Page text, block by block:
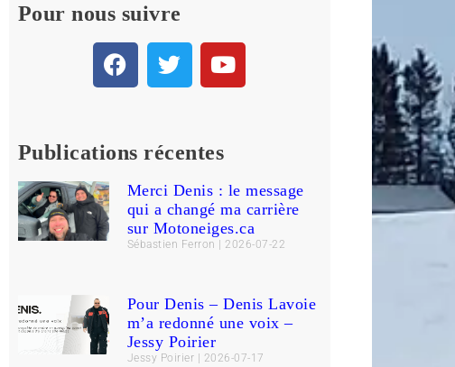
Pour nous suivre
Publications récentes
Merci Denis : le message
qui a changé ma carrière
sur Motoneiges.ca
Sébastien Ferron 2026-07-22
Pour Denis – Denis Lavoie
m’a redonné une voix –
Jessy Poirier
Jessy Poirier 2026-07-17